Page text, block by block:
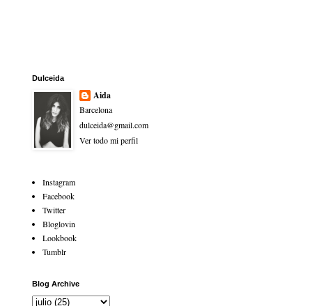
Dulceida
Aida
Barcelona
dulceida@gmail.com
Ver todo mi perfil
Instagram
Facebook
Twitter
Bloglovin
Lookbook
Tumblr
Blog Archive